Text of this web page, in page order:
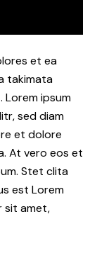
et ea
takimata
Lorem ipsum
sed diam
et dolore
At vero eos et
Stet clita
est Lorem
sit amet,